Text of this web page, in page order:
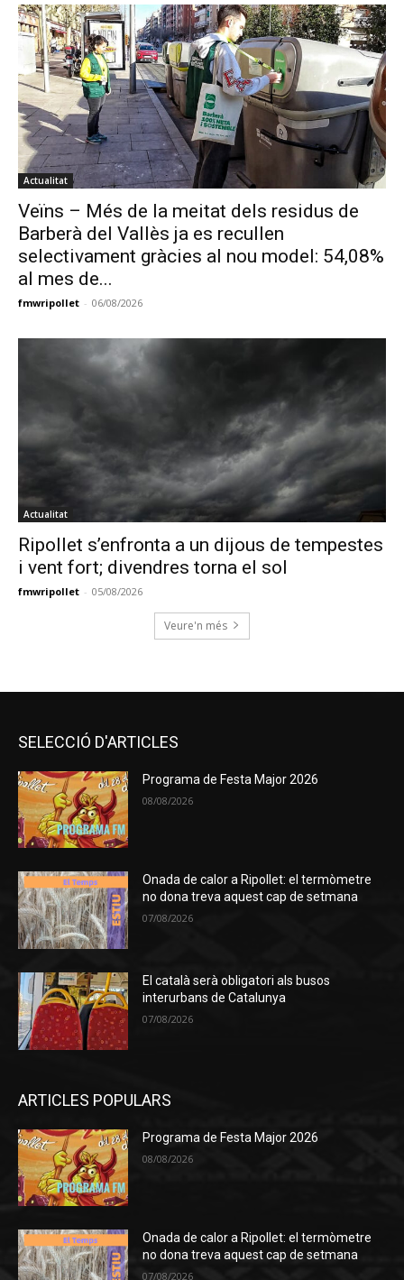
Actualitat
Veïns – Més de la meitat dels residus de
Barberà del Vallès ja es recullen
selectivament gràcies al nou model: 54,08%
al mes de...
fmwripollet - 06/08/2026
Actualitat
Ripollet s’enfronta a un dijous de tempestes
i vent fort; divendres torna el sol
fmwripollet - 05/08/2026
Veure'n més
SELECCIÓ D'ARTICLES
Programa de Festa Major 2026
08/08/2026
Onada de calor a Ripollet: el termòmetre
no dona treva aquest cap de setmana
07/08/2026
El català serà obligatori als busos
interurbans de Catalunya
07/08/2026
ARTICLES POPULARS
Programa de Festa Major 2026
08/08/2026
Onada de calor a Ripollet: el termòmetre
no dona treva aquest cap de setmana
07/08/2026